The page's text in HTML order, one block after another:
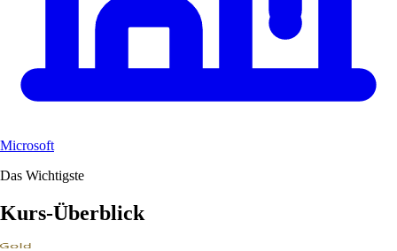
Microsoft
Das Wichtigste
Kurs-Überblick